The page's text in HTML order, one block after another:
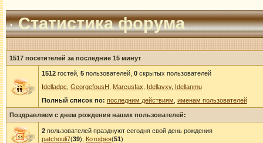
Статистика форума
1517 посетителей за последние 15 минут
1512гостей, 5пользователей, 0скрытых пользователей
Idelladpc GeorgefousH Marcusfax Idellavxv, Idellanmu
Полный список по: последним действиям именам пользователей
Поздравляем с днем рождения наших пользователей:
2пользователей празднуют сегодня свой день рождения
patchouli7(39), Котофея(51)